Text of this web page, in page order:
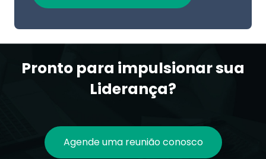
Pronto para impulsionar sua
Liderança?
Agende uma reunião conosco